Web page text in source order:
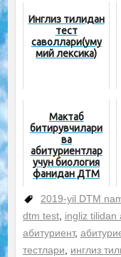
Инглиз тилидан
тест
саволлари(уму
мий лексика)
Мактаб
битирувчилари
ва
абитуриентлар
учун биология
фанидан ДТМ
тўплами
2019-yil DTM
dtm test, ingliz tilidan
абитуриент,
тестлари, инглиз